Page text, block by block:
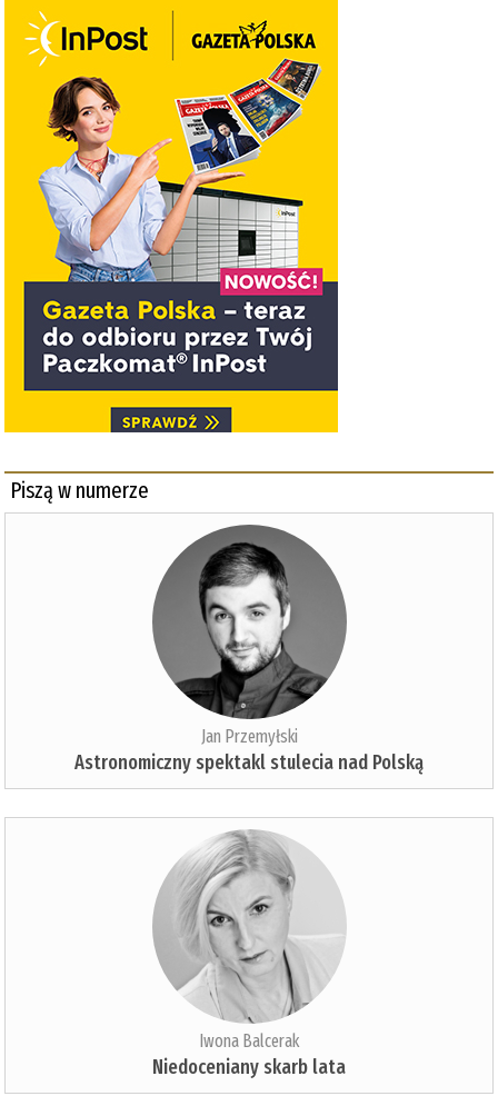
Piszą w numerze
Jan Przemyłski
Astronomiczny spektakl stulecia nad Polską
Iwona Balcerak
Niedoceniany skarb lata